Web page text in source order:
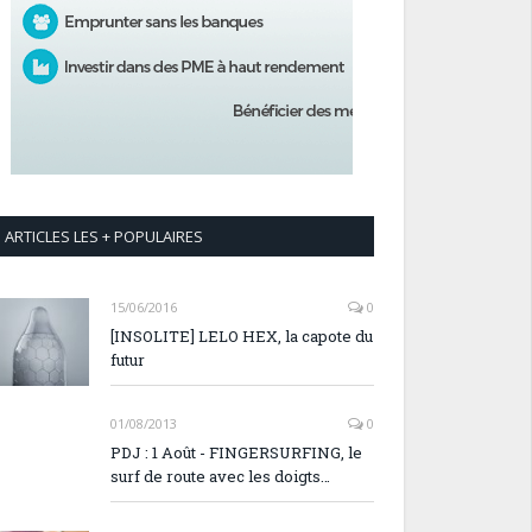
ARTICLES LES + POPULAIRES
15/06/2016 0
[INSOLITE] LELO HEX, la capote du
futur
01/08/2013 0
PDJ : 1 Août - FINGERSURFING, le
surf de route avec les doigts…